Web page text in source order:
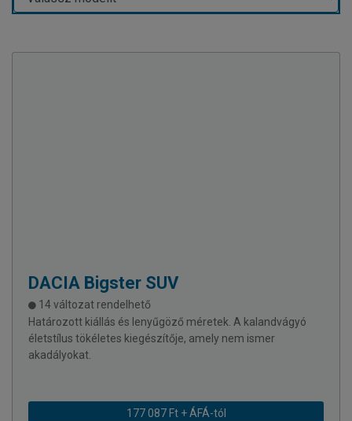
DACIA Bigster SUV
14 változat rendelhető
Határozott kiállás és lenyűgöző méretek. A kalandvágyó
életstílus tökéletes kiegészítője, amely nem ismer
akadályokat.
177 087 Ft + ÁFÁ-tól